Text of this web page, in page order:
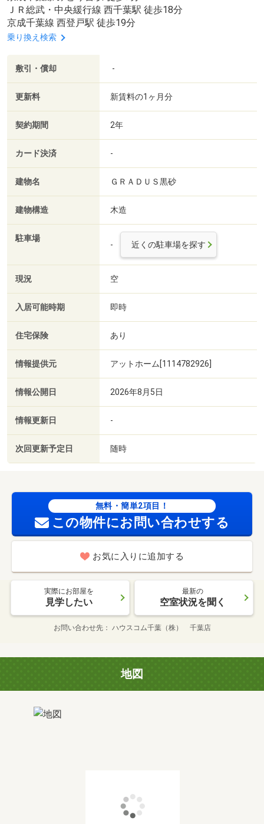
ＪＲ総武・中央緩行線 西千葉駅 徒歩18分
京成千葉線 西登戸駅 徒歩19分
乗り換え検索
敷引・償却 -
更新料 新賃料の1ヶ月分
契約期間 2年
カード決済 -
建物名 ＧＲＡＤＵＳ黒砂
建物構造 木造
駐車場
- 近くの駐車場を探す
現況 空
入居可能時期 即時
住宅保険 あり
情報提供元 アットホーム[1114782926]
情報公開日 2026年8月5日
情報更新日 -
次回更新予定日 随時
無料・簡単2項目！
この物件にお問い合わせする
お気に入りに追加する
実際にお部屋を
見学したい
最新の
空室状況を聞く
お問い合わせ先 ハウスコム千葉（株） 千葉店
地図